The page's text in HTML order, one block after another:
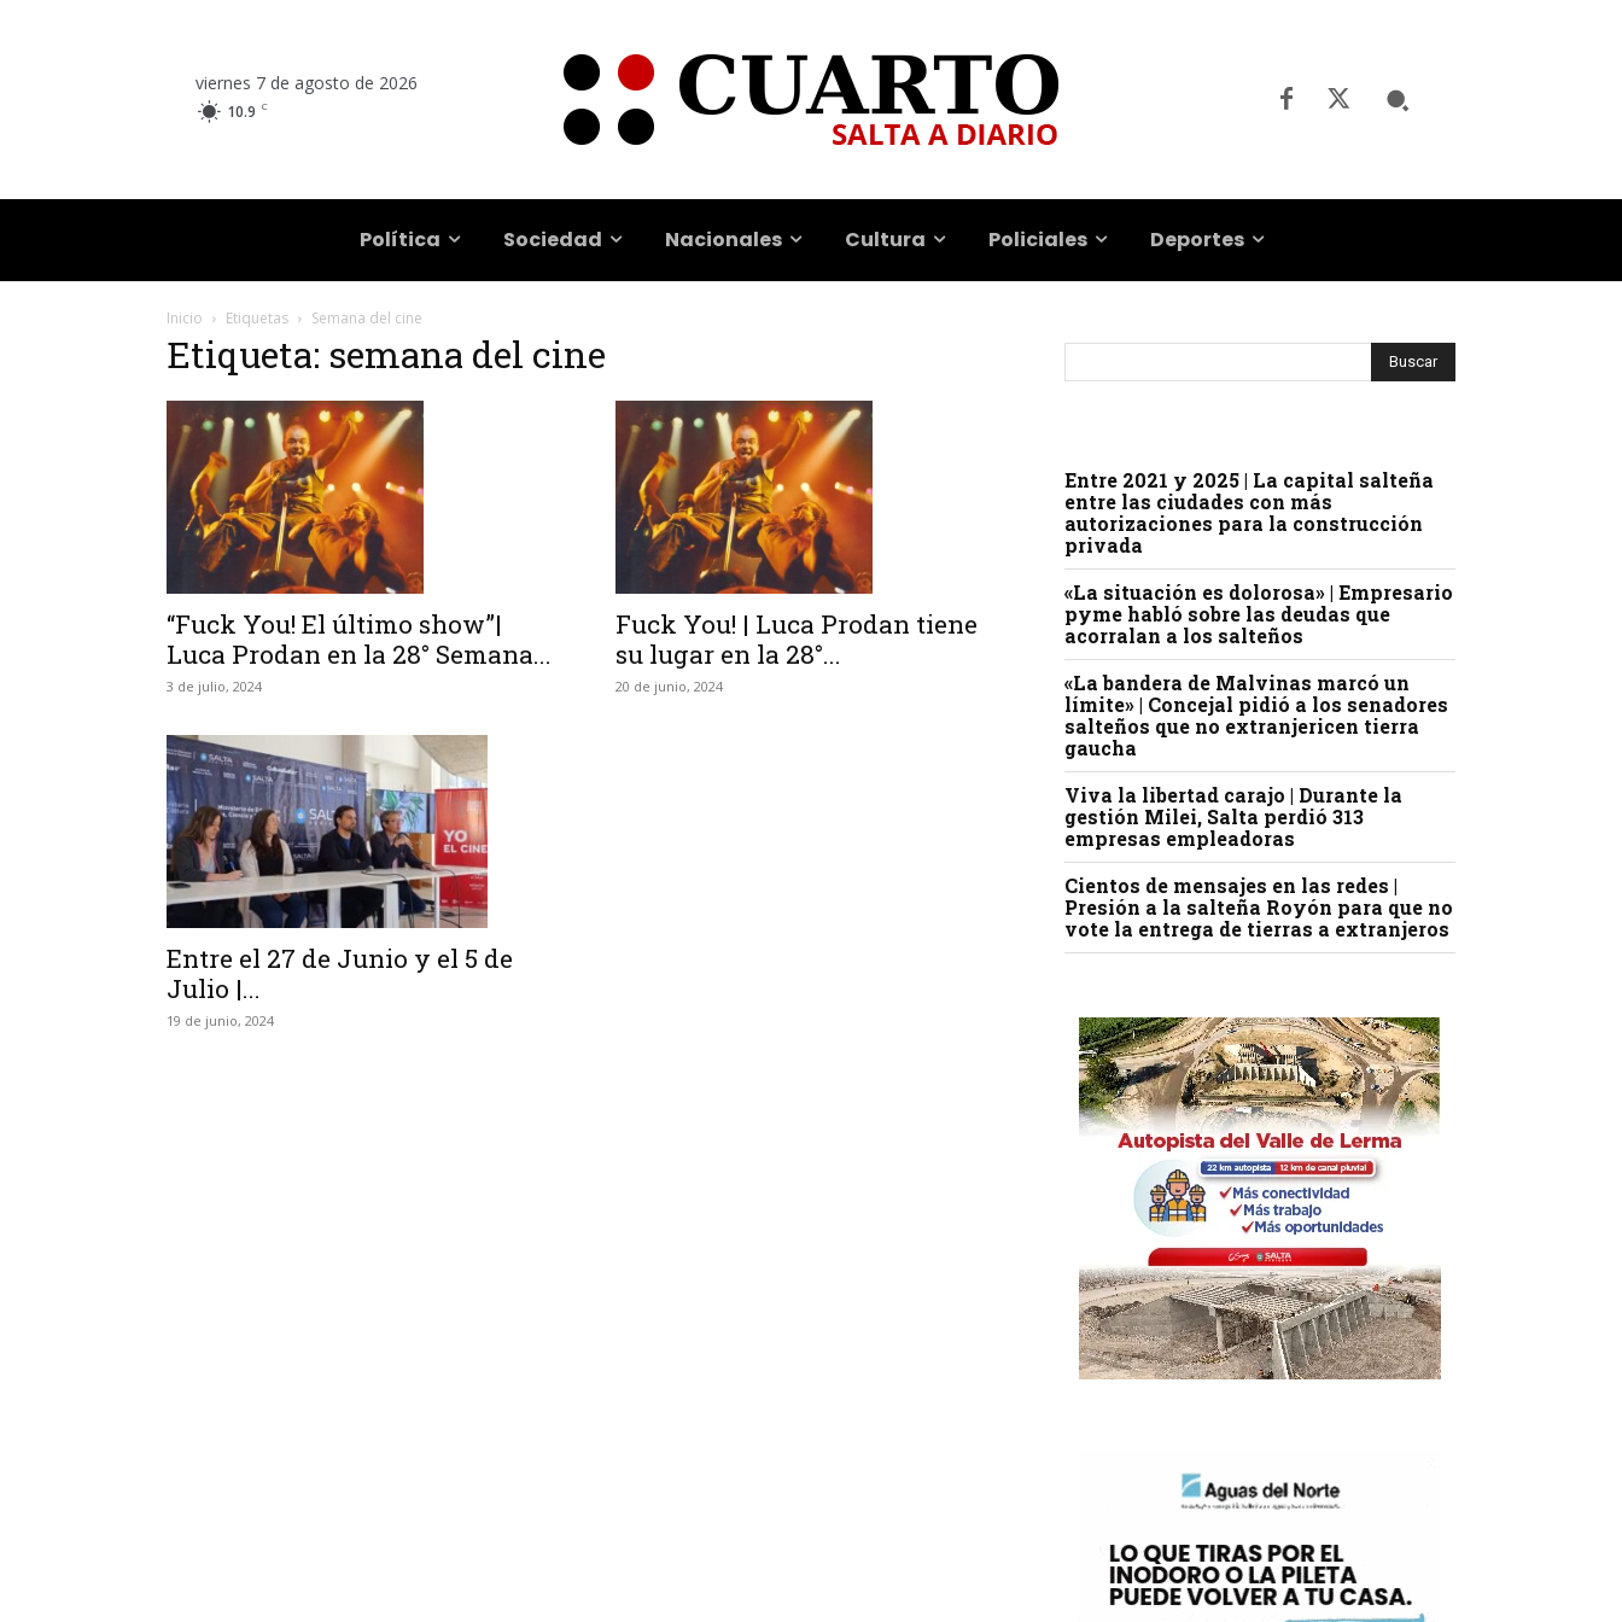
viernes 7 de agosto de 2026
10.9 C
Política Sociedad Nacionales Cultura Policiales Deportes
Inicio Etiquetas Semana del cine
Etiqueta: semana del cine
“Fuck You! El último show”|
Luca Prodan en la 28° Semana...
3 de julio, 2024
Fuck You! | Luca Prodan tiene
su lugar en la 28°...
20 de junio, 2024
Entre el 27 de Junio y el 5 de
Julio |...
19 de junio, 2024
Entre 2021 y 2025 | La capital salteña
entre las ciudades con más
autorizaciones para la construcción
privada
«La situación es dolorosa» | Empresario
pyme habló sobre las deudas que
acorralan a los salteños
«La bandera de Malvinas marcó un
límite» | Concejal pidió a los senadores
salteños que no extranjericen tierra
gaucha
Viva la libertad carajo | Durante la
gestión Milei, Salta perdió 313
empresas empleadoras
Cientos de mensajes en las redes |
Presión a la salteña Royón para que no
vote la entrega de tierras a extranjeros